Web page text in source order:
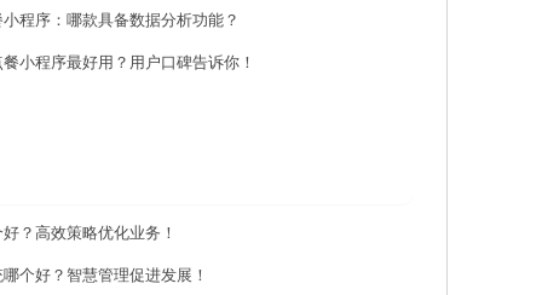
程序：哪款具备数据分析功能？
小程序最好用？用户口碑告诉你！
？高效策略优化业务！
个好？智慧管理促进发展！